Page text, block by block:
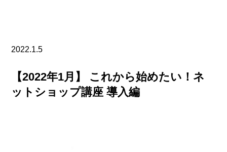
2022.1.5
【2022年1月】 これから始めたい！ネ
ットショップ講座 導入編